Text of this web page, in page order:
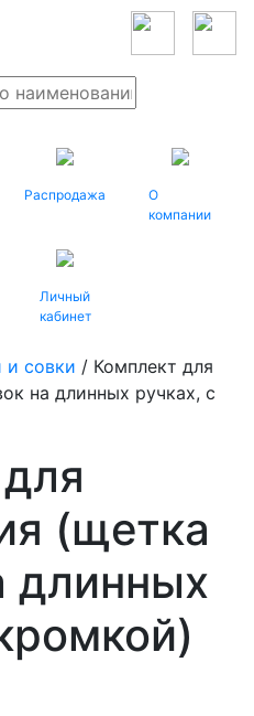
Распродажа
О
компании
Личный
кабинет
совки / Комплект для
на длинных ручках, с
(щетка
длинных